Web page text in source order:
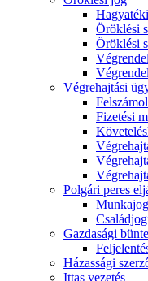
Öröklési
Öröklési
Végrehajtási
Fizetési
Polgári peres
Gazdasági
Házassági
Ittas vezetés